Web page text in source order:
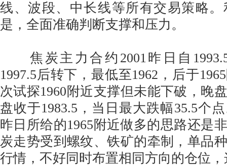
线、波段、中长线等所有交易策略
是，全面准确判断支撑和压力。
焦炭主力合约2001昨日自
1997.5后转下，最低至1962，后于
次试探1960附近支撑但未能下破，晚
盘收于1983.5，当日最大跌幅35.5个
昨日所给的1965附近做多的思路还是
炭走势受到螺纹、铁矿的牵制，单品
行情，不好同时布置相同方向的仓位